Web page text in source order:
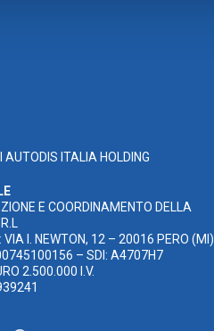
AUTODIS ITALIA HOLDING
E COORDINAMENTO DELLA
VIA I. NEWTON, 12 – 20016 PERO (MI)
00745100156 – SDI: A4707H7
2.500.000 I.V.